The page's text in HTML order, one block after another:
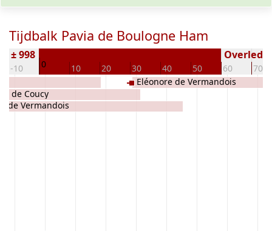
Tijdbalk Pavia de Boulogne Ham
-10 0 10 20 30 40 50 60 70
± 998
de Coucy
de Vermandois
Eléonore de Vermandois